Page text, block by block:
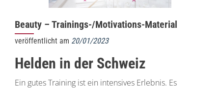
Beauty – Trainings-/Motivations-Material
veröffentlicht am 20/01/2023
Helden in der Schweiz
Ein gutes Training ist ein intensives Erlebnis. Es